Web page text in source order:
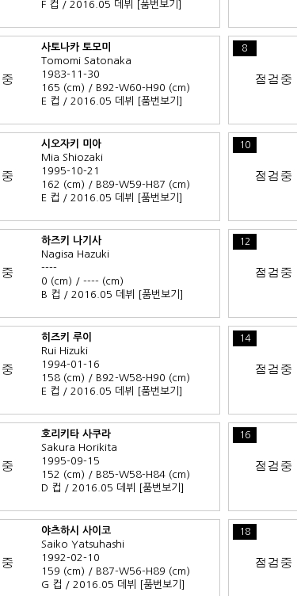
F 컵 / 2016.05 데뷔
[품번보기]
사토나카 토모미
Tomomi Satonaka
1983-11-30
165 (cm) / B92-W60-H90 (cm)
E 컵 / 2016.05 데뷔
[품번보기]
8
시오자키 미아
Mia Shiozaki
1995-10-21
162 (cm) / B89-W59-H87 (cm)
E 컵 / 2016.05 데뷔
[품번보기]
10
하즈키 나기사
Nagisa Hazuki
----
0 (cm) / ---- (cm)
B 컵 / 2016.05 데뷔
[품번보기]
12
히즈키 루이
Rui Hizuki
1994-01-16
158 (cm) / B92-W58-H90 (cm)
E 컵 / 2016.05 데뷔
[품번보기]
14
호리키타 사쿠라
Sakura Horikita
1995-09-15
152 (cm) / B85-W58-H84 (cm)
D 컵 / 2016.05 데뷔
[품번보기]
16
야츠하시 사이코
Saiko Yatsuhashi
1992-02-10
159 (cm) / B87-W56-H89 (cm)
G 컵 / 2016.05 데뷔
[품번보기]
18